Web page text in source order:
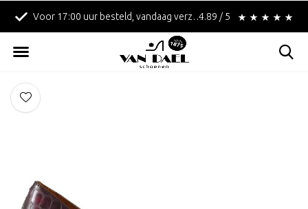
Voor 17:00 uur besteld, vandaag verzonden! Betaal achteraf met
4.89 / 5